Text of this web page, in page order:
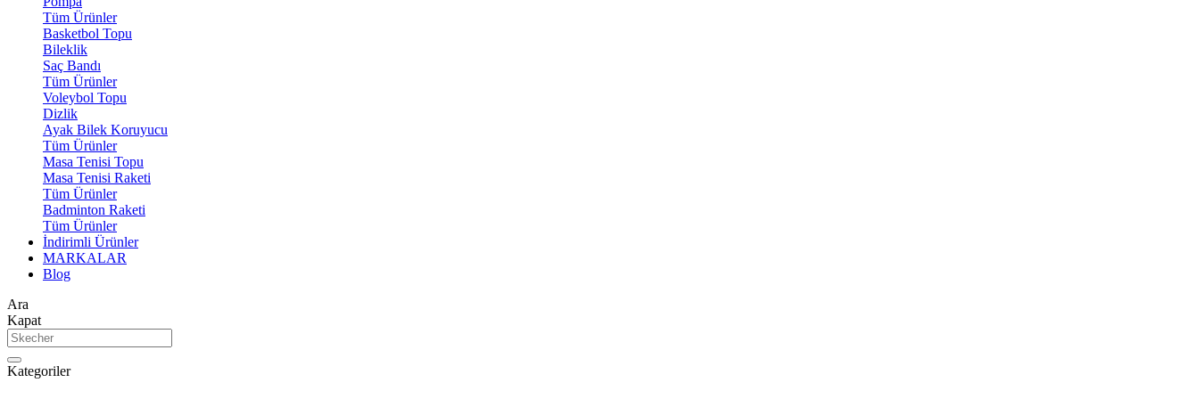
Tüm Ürünler
Basketbol Topu
Bileklik
Saç Bandı
Tüm Ürünler
Voleybol Topu
Dizlik
Ayak Bilek Koruyucu
Tüm Ürünler
Masa Tenisi Topu
Masa Tenisi Raketi
Tüm Ürünler
Badminton Raketi
Tüm Ürünler
İndirimli Ürünler
MARKALAR
Blog
Ara
Kapat
Kategoriler